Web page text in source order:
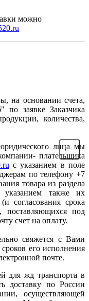
можно
на основании счета,
заявке Заказчика
количества,
лица мы
плательщика
с указанием в поле
по телефону +7
товара из раздела
также их
согласования срока
поставляющихся под
счет на оплату.
свяжется с Вами
его исполнения
почте.
для жд транспорта в
доставку по России
осуществляющей